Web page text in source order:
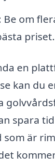
Be om
priset.
en
kan du
spara
som är